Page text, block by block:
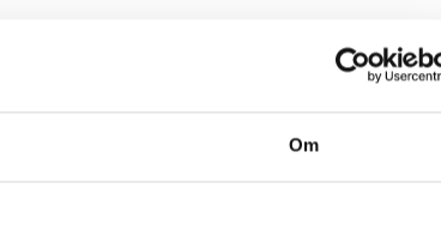
Om